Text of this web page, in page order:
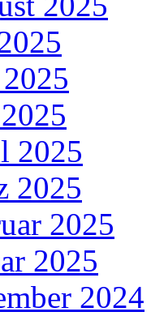
2025
2025
2025
2025
2024